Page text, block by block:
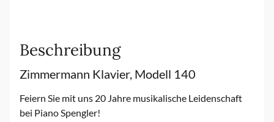
Beschreibung
Zimmermann Klavier, Modell 140
Feiern Sie mit uns 20 Jahre musikalische Leidenschaft
bei Piano Spengler!